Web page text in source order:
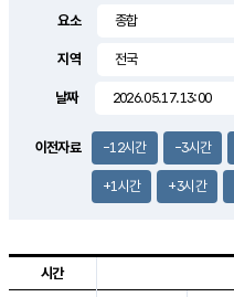
2.4m/s
14.5
요소
지역
날짜
이전자료 -12시간 -3시간
+1시간 +3시간
시간